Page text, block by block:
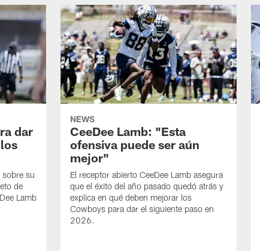
dar
sobre su
de
Lamb
NEWS
CeeDee Lamb: "Esta
ofensiva puede ser aún
mejor"
El receptor abierto CeeDee Lamb asegura
que el éxito del año pasado quedó atrás y
explica en qué deben mejorar los
Cowboys para dar el siguiente paso en
2026.